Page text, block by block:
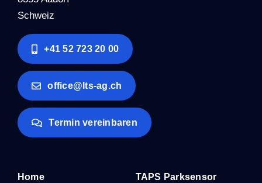
Schweiz
+41 52 723 20 00
office@lts-ag.ch
Termin vereinbaren
Home TAPS Parksensor